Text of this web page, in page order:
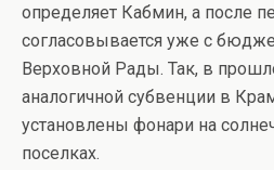
определяет Кабмин, а после
согласовывается уже с
Верховной Рады. Так, в
аналогичной субвенции в
установлены фонари на
поселках.